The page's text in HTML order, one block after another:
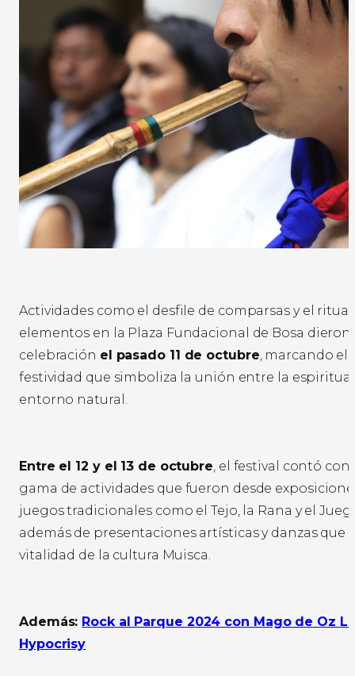
Actividades como el desfile de comparsas y el
elementos en la Plaza Fundacional de Bosa
celebración el pasado 11 de octubre , marcando
festividad que simboliza la unión entre la
entorno natural.
Entre el 12 y el 13 de octubre , el festival contó
gama de actividades que fueron desde
juegos tradicionales como el Tejo, la Rana y el
además de presentaciones artísticas y danzas que
vitalidad de la cultura Muisca.
Además: Rock al Parque 2024 con Mago de Oz
Hypocrisy